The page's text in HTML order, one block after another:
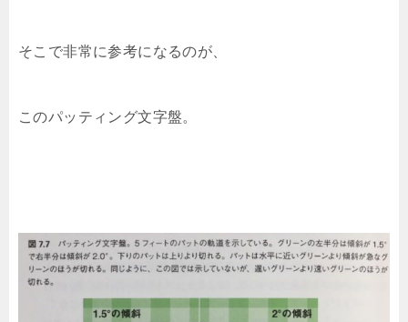
そこで非常に参考になるのが、
このパッティング文字盤。